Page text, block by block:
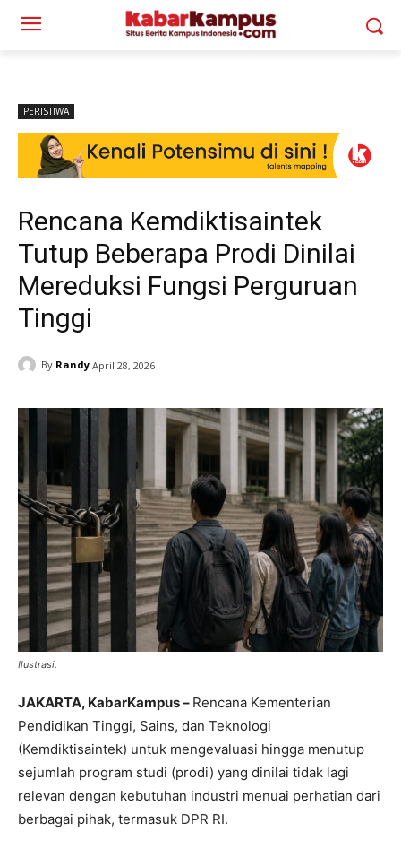
PERISTIWA
Rencana Kemdiktisaintek
Tutup Beberapa Prodi Dinilai
Mereduksi Fungsi Perguruan
Tinggi
By Randy April 28, 2026
Ilustrasi.
JAKARTA, KabarKampus – Rencana Kementerian
Pendidikan Tinggi, Sains, dan Teknologi
(Kemdiktisaintek) untuk mengevaluasi hingga menutup
sejumlah program studi (prodi) yang dinilai tidak lagi
relevan dengan kebutuhan industri menuai perhatian dari
berbagai pihak, termasuk DPR RI.